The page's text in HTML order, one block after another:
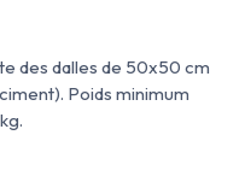
des dalles de 50x50 cm
Poids minimum